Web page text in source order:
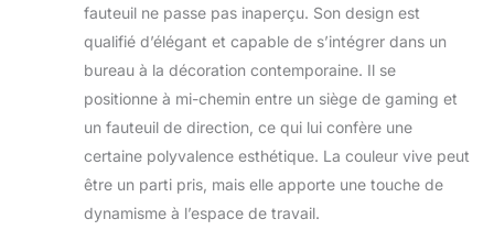
coussin lombaire
amovible épouse
parfaitement la
courbure lombaire
naturelle en S
pour un soutien
vertébral optimal.
Multi-Usage】
Passez du siège
fauteuil ne passe pas inaperçu. Son design est
qualifié d’élégant et capable de s’intégrer dans un
bureau à la décoration contemporaine. Il se
positionne à mi-chemin entre un siège de gaming et
un fauteuil de direction, ce qui lui confère une
certaine polyvalence esthétique. La couleur vive peut
être un parti pris, mais elle apporte une touche de
dynamisme à l’espace de travail.